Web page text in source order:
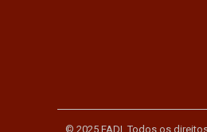
© 2025 FADI. Todos os